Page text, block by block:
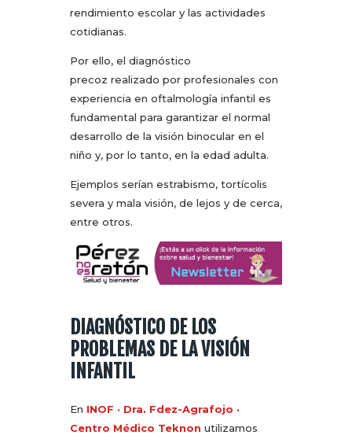
rendimiento escolar y las actividades
cotidianas.
Por ello, el diagnóstico
precoz realizado por profesionales con
experiencia en oftalmología infantil es
fundamental para garantizar el normal
desarrollo de la visión binocular en el
niño y, por lo tanto, en la edad adulta.
Ejemplos serían estrabismo, tortícolis
severa y mala visión, de lejos y de cerca,
entre otros.
DIAGNÓSTICO DE LOS
PROBLEMAS DE LA VISIÓN
INFANTIL
En INOF · Dra. Fdez-Agrafojo ·
Centro Médico Teknon utilizamos